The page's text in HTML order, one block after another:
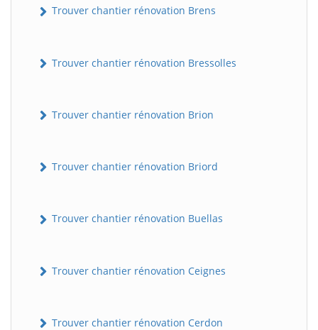
Trouver chantier rénovation Brens
Trouver chantier rénovation Bressolles
Trouver chantier rénovation Brion
Trouver chantier rénovation Briord
Trouver chantier rénovation Buellas
Trouver chantier rénovation Ceignes
Trouver chantier rénovation Cerdon